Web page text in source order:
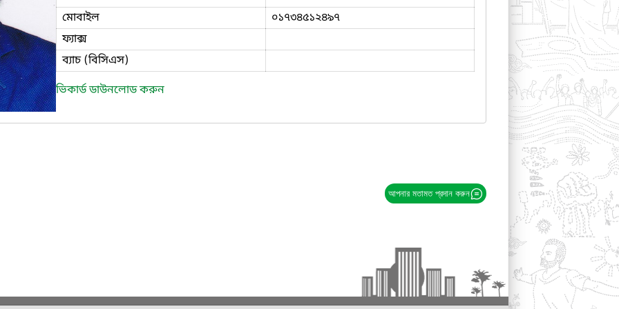
মোবাইল
০১৭৩৪৫১২৪৯৭
ফ্যাক্স
ব্যাচ (বিসিএস)
ভিকার্ড ডাউনলোড করুন
আপনার মতামত প্রদান করুন